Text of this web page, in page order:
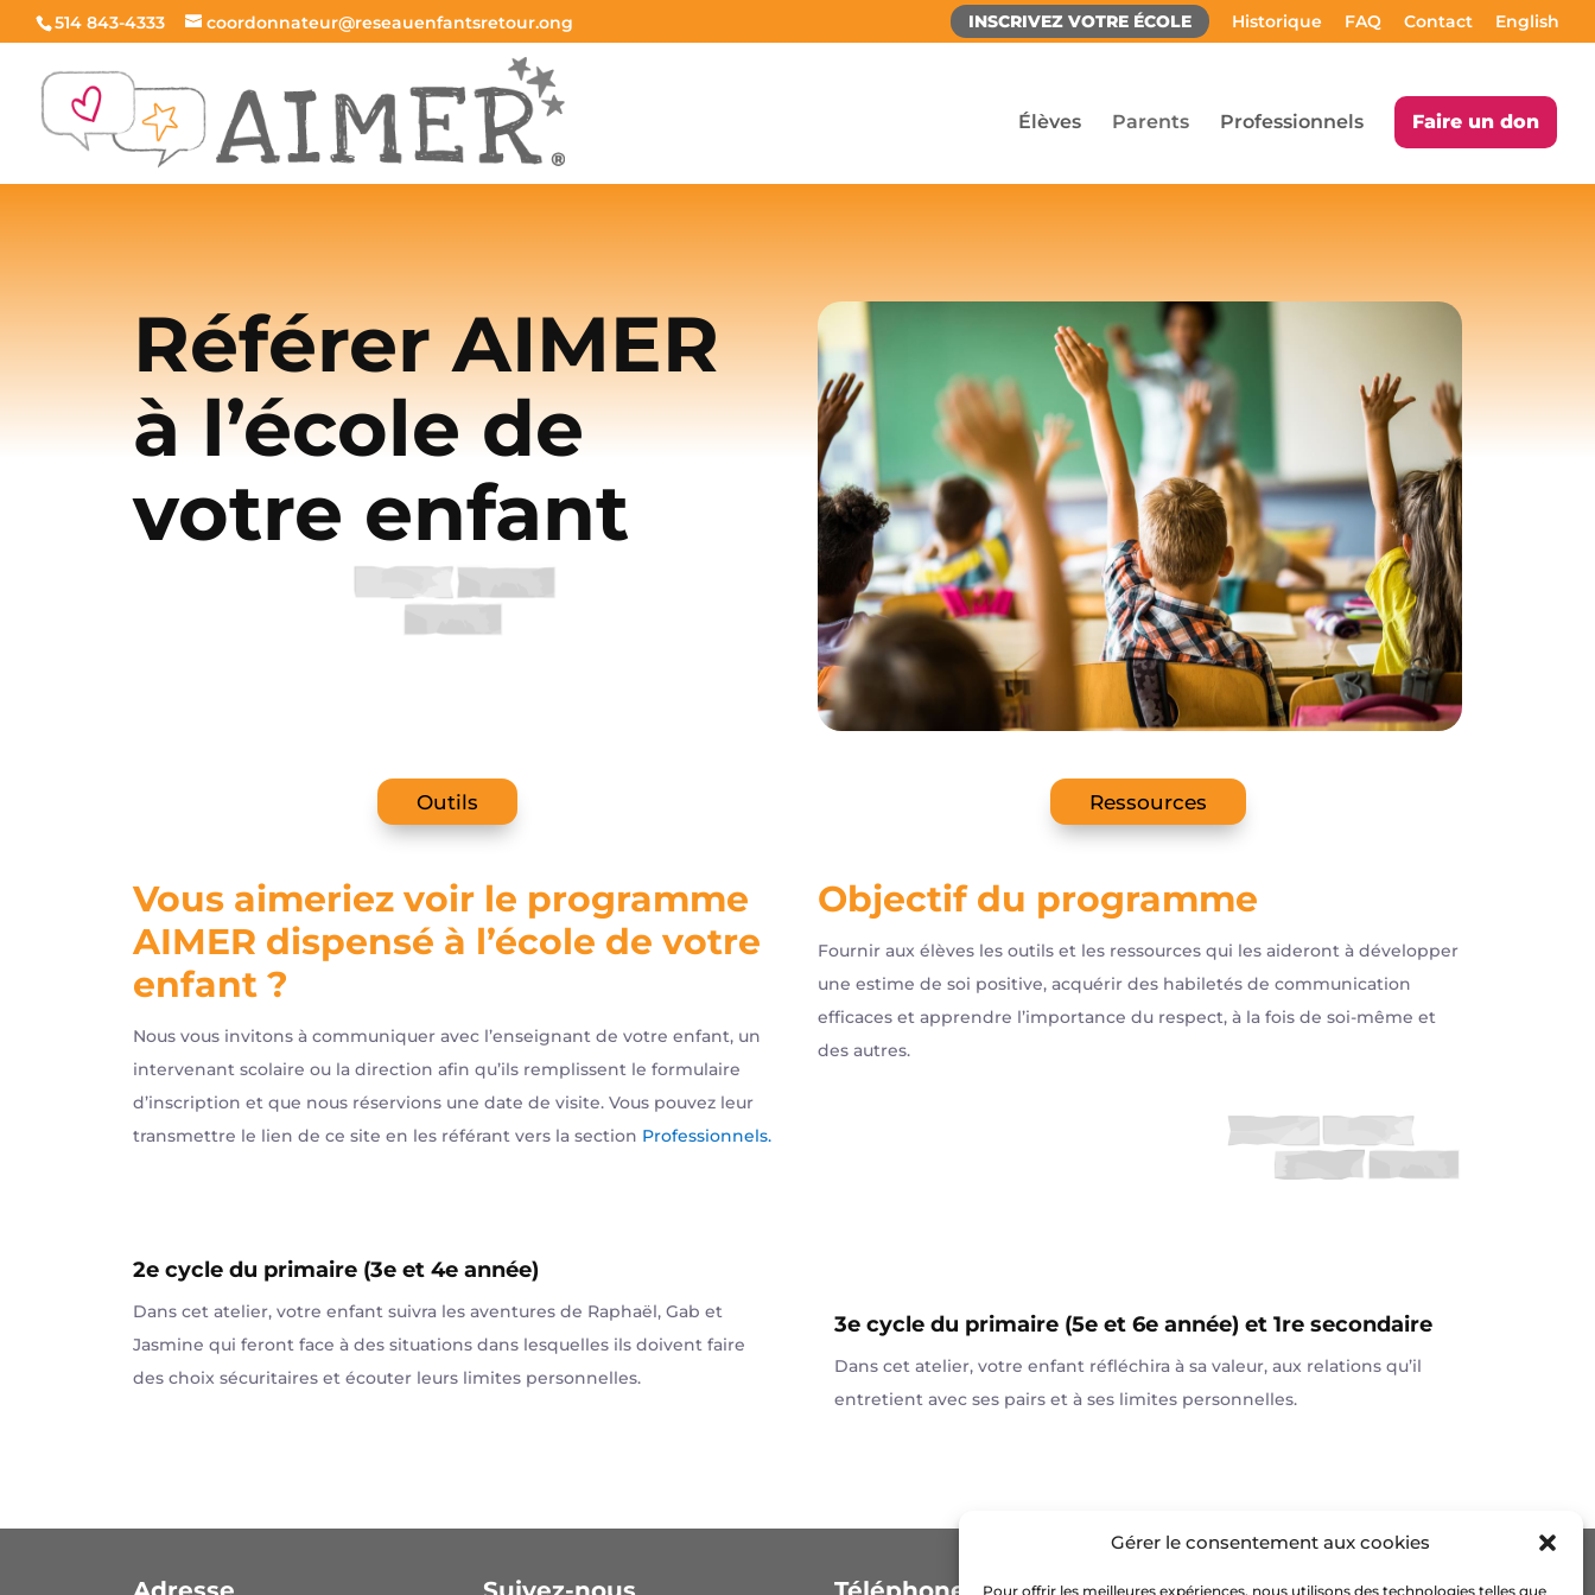
Gérer le consentement aux cookies
Pour offrir les meilleures expériences, nous utilisons des technologies telles que
514 843-4333 coordonnateur@reseauenfantsretour.ong INSCRIVEZ VOTRE ÉCOLE Historique FAQ Contact English
Élèves Parents Professionnels Faire un don
Référer AIMER
à l’école de
votre enfant
Outils Ressources
Vous aimeriez voir le programme
AIMER dispensé à l’école de votre
enfant ?
Nous vous invitons à communiquer avec l’enseignant de votre enfant, un
intervenant scolaire ou la direction afin qu’ils remplissent le formulaire
d’inscription et que nous réservions une date de visite. Vous pouvez leur
transmettre le lien de ce site en les référant vers la section Professionnels.
Objectif du programme
Fournir aux élèves les outils et les ressources qui les aideront à développer
une estime de soi positive, acquérir des habiletés de communication
efficaces et apprendre l’importance du respect, à la fois de soi-même et
des autres.
2e cycle du primaire (3e et 4e année)
Dans cet atelier, votre enfant suivra les aventures de Raphaël, Gab et
Jasmine qui feront face à des situations dans lesquelles ils doivent faire
des choix sécuritaires et écouter leurs limites personnelles.
3e cycle du primaire (5e et 6e année) et 1re secondaire
Dans cet atelier, votre enfant réfléchira à sa valeur, aux relations qu’il
entretient avec ses pairs et à ses limites personnelles.